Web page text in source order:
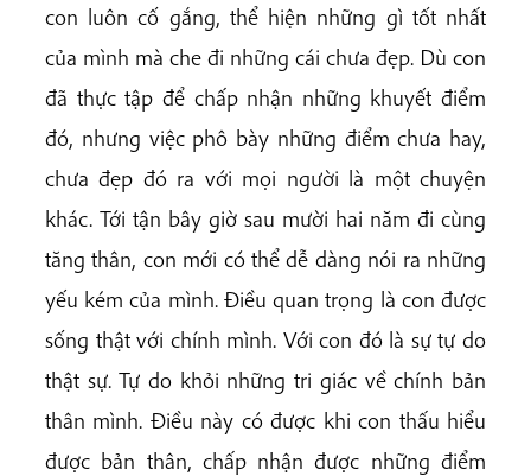
con luôn cố gắng, thể hiện những gì tốt nhất
của mình mà che đi những cái chưa đẹp. Dù con
đã thực tập để chấp nhận những khuyết điểm
đó, nhưng việc phô bày những điểm chưa hay,
chưa đẹp đó ra với mọi người là một chuyện
khác. Tới tận bây giờ sau mười hai năm đi cùng
tăng thân, con mới có thể dễ dàng nói ra những
yếu kém của mình. Điều quan trọng là con được
sống thật với chính mình. Với con đó là sự tự do
thật sự. Tự do khỏi những tri giác về chính bản
thân mình. Điều này có được khi con thấu hiểu
được bản thân, chấp nhận được những điểm